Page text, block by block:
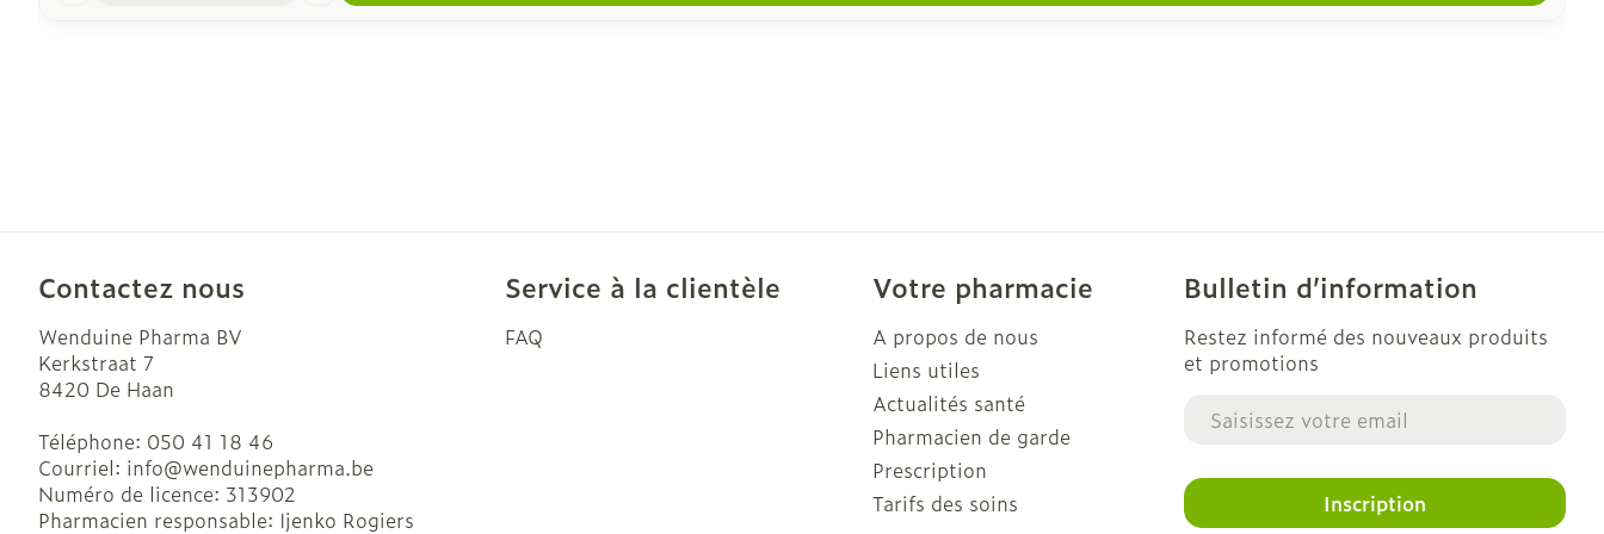
Contactez nous
Wenduine Pharma BV
Kerkstraat 7
8420 De Haan
Téléphone: 050 41 18 46
Courriel: info@wenduinepharma.be
Numéro de licence: 313902
Pharmacien responsable: Ijenko Rogiers
Service à la clientèle
FAQ
Votre pharmacie
A propos de nous
Liens utiles
Actualités santé
Pharmacien de garde
Prescription
Tarifs des soins
Bulletin d’information
Restez informé des nouveaux produits
et promotions
Adresse mail
Inscription